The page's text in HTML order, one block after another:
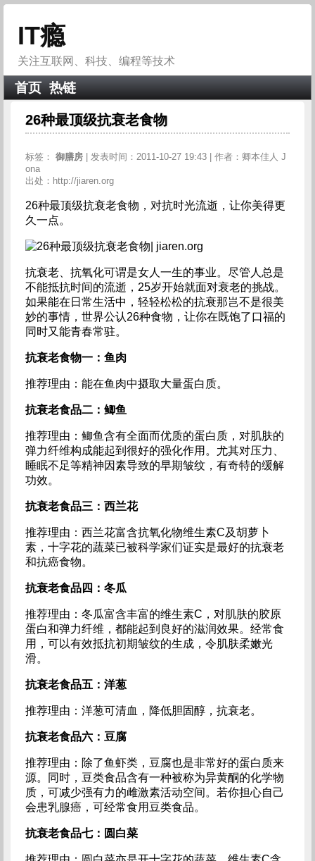
IT瘾
关注互联网、科技、编程等技术
首页 热链
26种最顶级抗衰老食物
标签： 御膳房
| 发表时间：2011-10-27 19:43 | 作者：卿本佳人 J
ona
出处：http://jiaren.org
26种最顶级抗衰老食物，对抗时光流逝，让你美得更
久一点。
抗衰老、抗氧化可谓是女人一生的事业。尽管人总是
不能抵抗时间的流逝，25岁开始就面对衰老的挑战。
如果能在日常生活中，轻轻松松的抗衰那岂不是很美
妙的事情，世界公认26种食物，让你在既饱了口福的
同时又能青春常驻。
抗衰老食物一：鱼肉
推荐理由：能在鱼肉中摄取大量蛋白质。
抗衰老食品二：鲫鱼
推荐理由：鲫鱼含有全面而优质的蛋白质，对肌肤的
弹力纤维构成能起到很好的强化作用。尤其对压力、
睡眠不足等精神因素导致的早期皱纹，有奇特的缓解
功效。
抗衰老食品三：西兰花
推荐理由：西兰花富含抗氧化物维生素C及胡萝卜
素，十字花的蔬菜已被科学家们证实是最好的抗衰老
和抗癌食物。
抗衰老食品四：冬瓜
推荐理由：冬瓜富含丰富的维生素C，对肌肤的胶原
蛋白和弹力纤维，都能起到良好的滋润效果。经常食
用，可以有效抵抗初期皱纹的生成，令肌肤柔嫩光
滑。
抗衰老食品五：洋葱
推荐理由：洋葱可清血，降低胆固醇，抗衰老。
抗衰老食品六：豆腐
推荐理由：除了鱼虾类，豆腐也是非常好的蛋白质来
源。同时，豆类食品含有一种被称为异黄酮的化学物
质，可减少强有力的雌激素活动空间。若你担心自己
会患乳腺癌，可经常食用豆类食品。
抗衰老食品七：圆白菜